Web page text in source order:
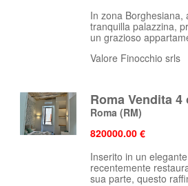
In zona Borghesiana,
tranquilla palazzina,
un grazioso
Valore Finocchio srls
Roma Vendita
Roma (RM)
820000.00 €
Inserito in un
recentemente
sua parte, questo